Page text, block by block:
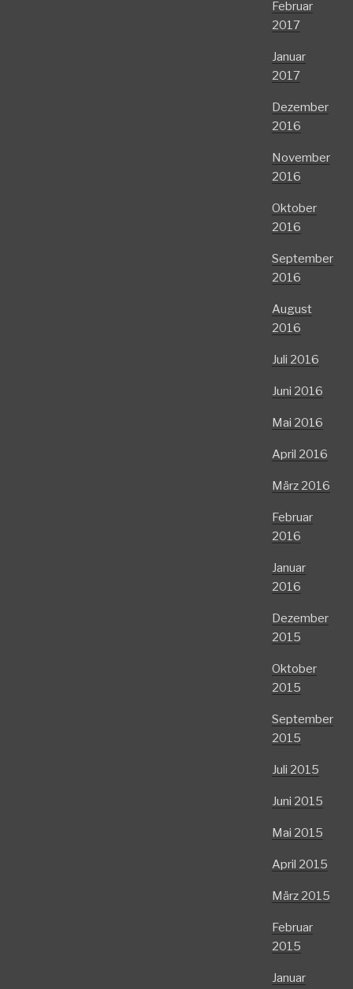
Februar
2017
Januar
2017
Dezember
2016
November
2016
Oktober
2016
September
2016
August
2016
Juli 2016
Juni 2016
Mai 2016
April 2016
März 2016
Februar
2016
Januar
2016
Dezember
2015
Oktober
2015
September
2015
Juli 2015
Juni 2015
Mai 2015
April 2015
März 2015
Februar
2015
Januar